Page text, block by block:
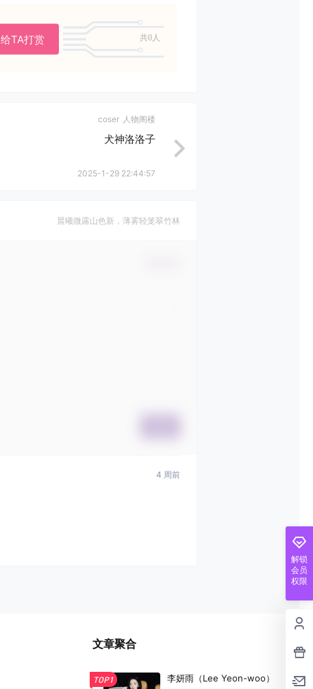
给TA打赏 共0人
coser 人物阁楼
犬神洛洛子
2025-1-29 22:44:57
晨曦微露山色新，薄雾轻笼翠竹林
4 周前
解锁
会员
权限
文章聚合
TOP1 李妍雨（Lee Yeon-woo）